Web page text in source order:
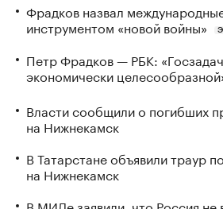
Фрадков назвал
инструментом «новой войны»
Петр Фрадков — РБК:
экономически
Власти сообщили о погибших
на Нижнекамск
В Татарстане объявили траур
на Нижнекамск